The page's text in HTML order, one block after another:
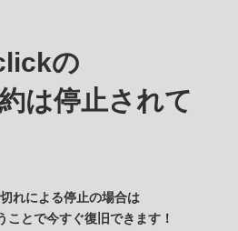
の
は停止されて
れによる停止の場合は
ことで今すぐ復旧できます！